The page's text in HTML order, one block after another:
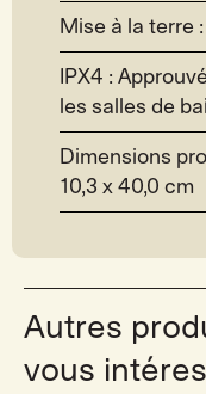
Mise à la terre
IPX4 :
les salles de
Dimensions
10,3 x 40,0 cm
Autres
vous